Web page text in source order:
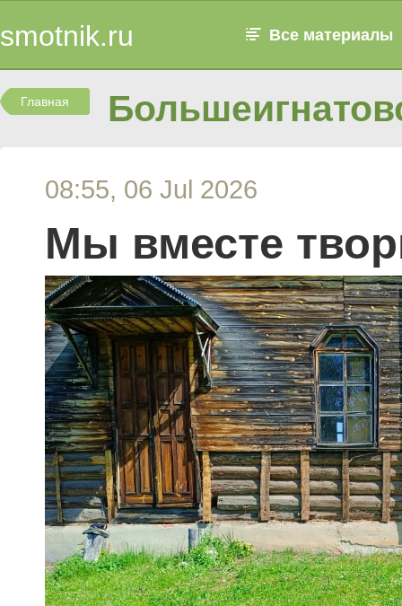
smotnik.ru Все материалы
Главная
08:55, 06 Jul 2026
Мы вместе